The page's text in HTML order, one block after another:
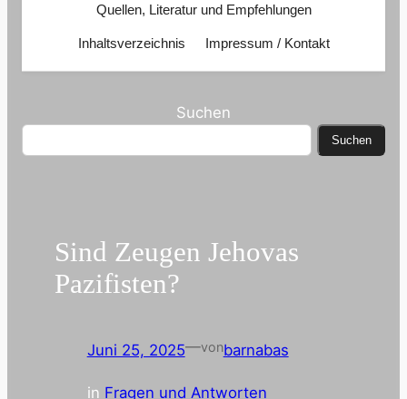
Quellen, Literatur und Empfehlungen
Inhaltsverzeichnis Impressum / Kontakt
Suchen
Suchen
Sind Zeugen Jehovas
Pazifisten?
Juni 25, 2025—vonbarnabas
in Fragen und Antworten